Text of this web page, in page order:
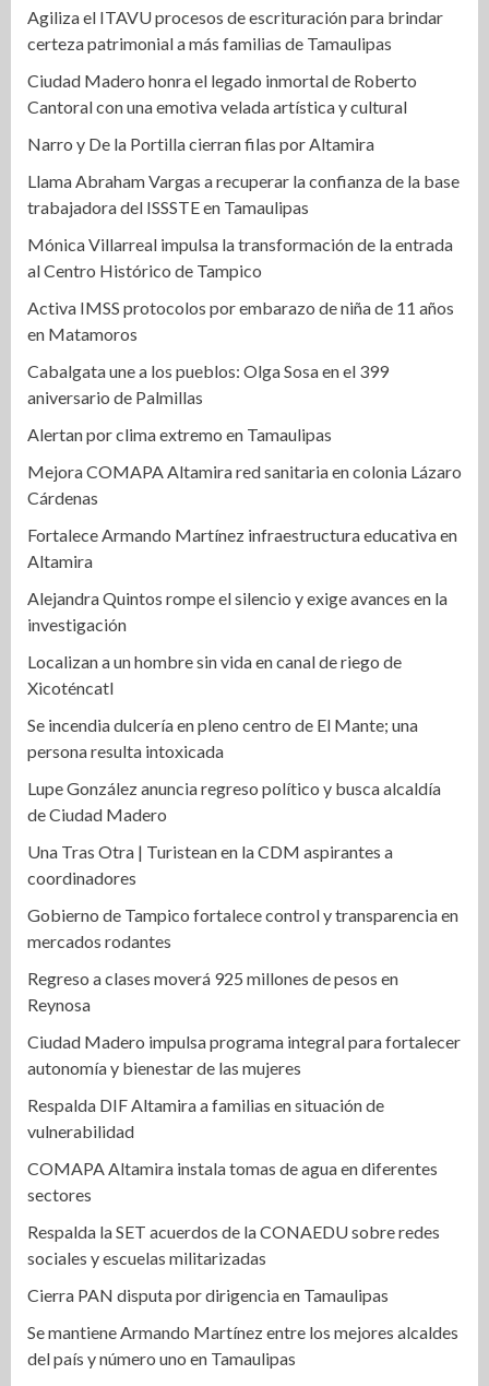
Agiliza el ITAVU procesos de escrituración para brindar
certeza patrimonial a más familias de Tamaulipas
Ciudad Madero honra el legado inmortal de Roberto
Cantoral con una emotiva velada artística y cultural
Narro y De la Portilla cierran filas por Altamira
Llama Abraham Vargas a recuperar la confianza de la base
trabajadora del ISSSTE en Tamaulipas
Mónica Villarreal impulsa la transformación de la entrada
al Centro Histórico de Tampico
Activa IMSS protocolos por embarazo de niña de 11 años
en Matamoros
Cabalgata une a los pueblos: Olga Sosa en el 399
aniversario de Palmillas
Alertan por clima extremo en Tamaulipas
Mejora COMAPA Altamira red sanitaria en colonia Lázaro
Cárdenas
Fortalece Armando Martínez infraestructura educativa en
Altamira
Alejandra Quintos rompe el silencio y exige avances en la
investigación
Localizan a un hombre sin vida en canal de riego de
Xicoténcatl
Se incendia dulcería en pleno centro de El Mante; una
persona resulta intoxicada
Lupe González anuncia regreso político y busca alcaldía
de Ciudad Madero
Una Tras Otra | Turistean en la CDM aspirantes a
coordinadores
Gobierno de Tampico fortalece control y transparencia en
mercados rodantes
Regreso a clases moverá 925 millones de pesos en
Reynosa
Ciudad Madero impulsa programa integral para fortalecer
autonomía y bienestar de las mujeres
Respalda DIF Altamira a familias en situación de
vulnerabilidad
COMAPA Altamira instala tomas de agua en diferentes
sectores
Respalda la SET acuerdos de la CONAEDU sobre redes
sociales y escuelas militarizadas
Cierra PAN disputa por dirigencia en Tamaulipas
Se mantiene Armando Martínez entre los mejores alcaldes
del país y número uno en Tamaulipas